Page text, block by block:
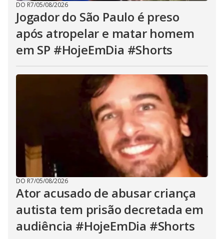
DO R7/05/08/2026
Jogador do São Paulo é preso
após atropelar e matar homem
em SP #HojeEmDia #Shorts
DO R7/05/08/2026
Ator acusado de abusar criança
autista tem prisão decretada em
audiência #HojeEmDia #Shorts